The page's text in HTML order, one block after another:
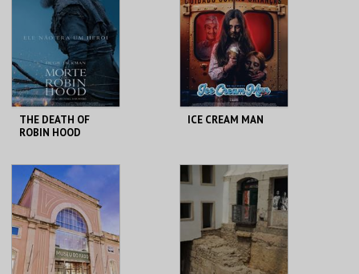
MAIS INFO
COMPRAR
MAIS INFO
COMPRAR
THE DEATH OF
ROBIN HOOD
CINE-TEATRO
CARIDADE
MAIS INFO
COMPRAR
ICE CREAM MAN
CINEMAS CINEMAX
PENAFIEL
MAIS INFO
COMPRAR